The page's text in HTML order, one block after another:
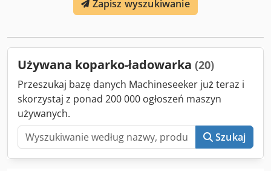
akcesoriów = - Fotele wentylowane - Skrzynka narzędziowa
= Więcej informacji = Oś 1: Rozmiar opon: 12.5x18-12
x szer. x wys.): 596 x 235 x 361 cm Podstawa koła: 224 cm
Typ silnika: JCB 444
Zapisz wyszukiwanie
Używana koparko-ładowarka (20)
Przeszukaj bazę danych Machineseeker już teraz i
skorzystaj z ponad 200 000 ogłoszeń maszyn
używanych.
Szukaj